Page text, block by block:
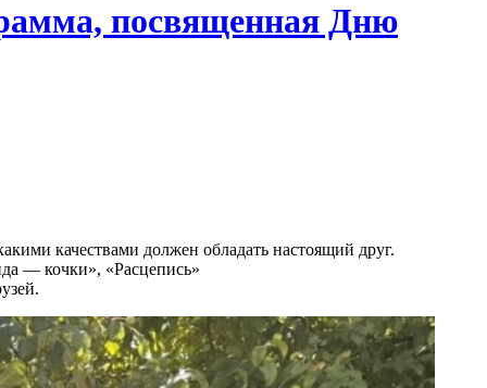
посвященная Дню
качествами должен обладать настоящий друг.
— кочки», «Расцепись»